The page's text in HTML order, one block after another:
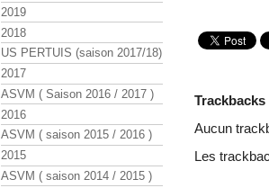
Trackbacks
Aucun
Les
2019
2018
US PERTUIS (saison 2017/18)
2017
ASVM ( Saison 2016 / 2017 )
2016
ASVM ( saison 2015 / 2016 )
2015
ASVM ( saison 2014 / 2015 )